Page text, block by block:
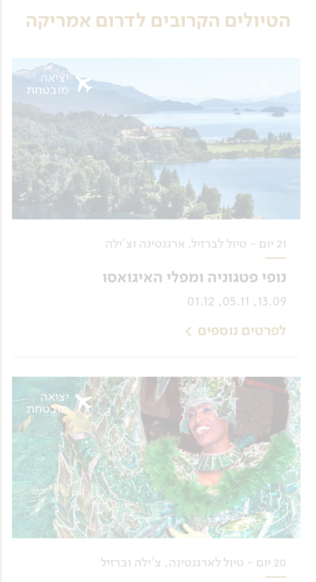
הטיולים הקרובים לדרום אמריקה
21 יום - טיול לברזיל, ארגנטינה וצ'ילה
נופי פטגוניה ומפלי האיגואסו
13.09, 05.11, 01.12
לפרטים נוספים
יציאה
מובטחת
20 יום - טיול לארגנטינה, צ'ילה וברזיל
יציאה
מובטחת